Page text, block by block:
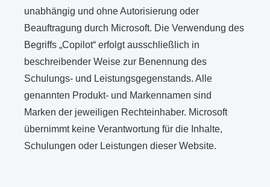
unabhängig und ohne Autorisierung oder
Beauftragung durch Microsoft. Die Verwendung des
Begriffs „Copilot“ erfolgt ausschließlich in
beschreibender Weise zur Benennung des
Schulungs- und Leistungsgegenstands. Alle
genannten Produkt- und Markennamen sind
Marken der jeweiligen Rechteinhaber. Microsoft
übernimmt keine Verantwortung für die Inhalte,
Schulungen oder Leistungen dieser Website.